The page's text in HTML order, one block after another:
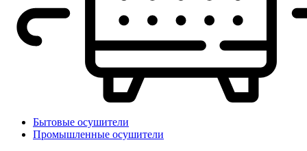
Бытовые осушители
Промышленные осушители